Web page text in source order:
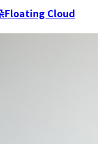
Floating Cloud